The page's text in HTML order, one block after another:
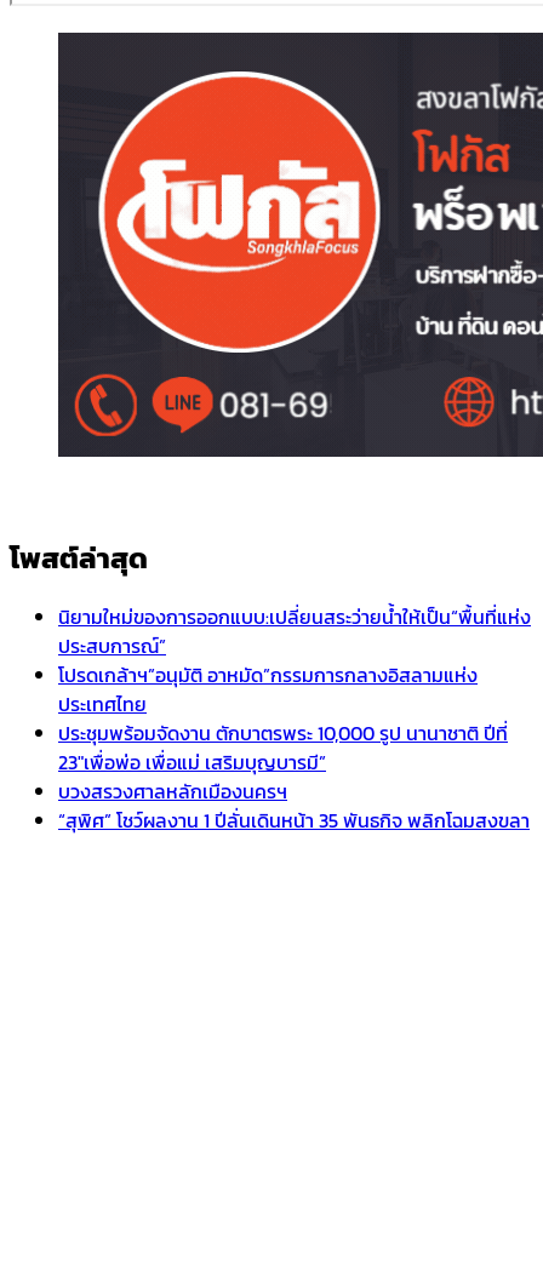
โพสต์ล่าสุด
นิยามใหม่ของการออกแบบ:เปลี่ยนสระว่ายน้ำให้เป็น“พื้นที่แห่ง
ประสบการณ์”
โปรดเกล้าฯ”อนุมัติ อาหมัด”กรรมการกลางอิสลามแห่ง
ประเทศไทย
ประชุมพร้อมจัดงาน ตักบาตรพระ 10,000 รูป นานาชาติ ปีที่
23″เพื่อพ่อ เพื่อแม่ เสริมบุญบารมี”
บวงสรวงศาลหลักเมืองนครฯ
“สุพิศ” โชว์ผลงาน 1 ปีลั่นเดินหน้า 35 พันธกิจ พลิกโฉมสงขลา